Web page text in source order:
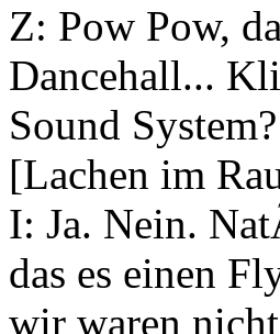
Z: Pow Pow,
Dancehall...
Sound System?
[Lachen im
I: Ja. Nein.
das es einen
wir waren